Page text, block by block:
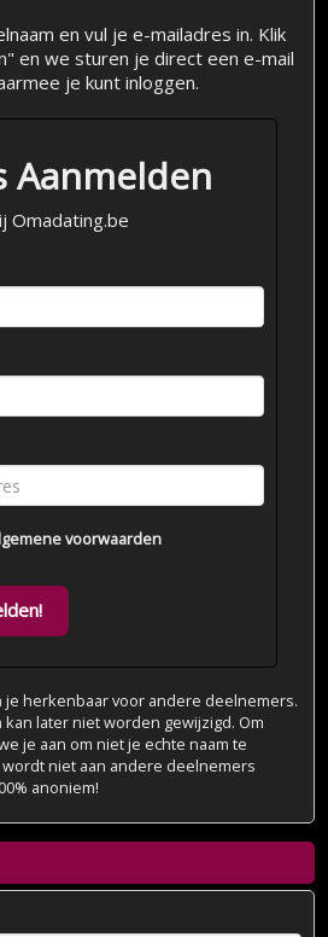
en vul je e-mailadres in. Klik
en we sturen je direct een e-mail
je kunt inloggen.
Aanmelden
Omadating.be
voorwaarden
herkenbaar voor andere deelnemers.
later niet worden gewijzigd. Om
je aan om niet je echte naam te
wordt niet aan andere deelnemers
anoniem!